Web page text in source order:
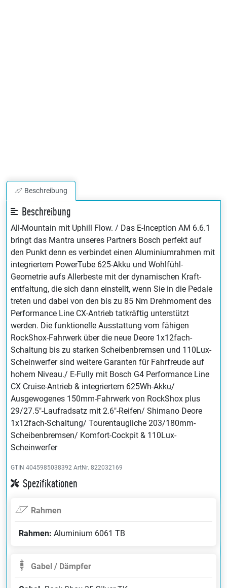
Beschreibung
Beschreibung
All-Mountain mit Uphill Flow. / Das E-Inception AM 6.6.1
bringt das Mantra unseres Partners Bosch perfekt auf
den Punkt denn es verbindet einen Aluminium­rahmen mit
integriertem PowerTube 625-Akku und Wohlfühl-
Geometrie aufs Allerbeste mit der dynamischen Kraft­
entfaltung, die sich dann einstellt, wenn Sie in die Pedale
treten und dabei von den bis zu 85 Nm Dreh­moment des
Performance Line CX-Antrieb tatkräftig unter­stützt
werden. Die funktionelle Ausstattung vom fähigen
RockShox-Fahrwerk über die neue Deore 1x12fach-
Schaltung bis zu starken Scheiben­bremsen und 110Lux-
Scheinwerfer sind weitere Garanten für Fahr­freude auf
hohem Niveau./ E-Fully mit Bosch G4 Performance Line
CX Cruise-Antrieb & integriertem 625Wh-Akku/
Ausgewogenes 150mm-Fahrwerk von RockShox plus
29/27.5"-Laufradsatz mit 2.6"-Reifen/ Shimano Deore
1x12fach-Schaltung/ Tourentaugliche 203/180mm-
Scheibenbremsen/ Komfort-Cockpit & 110Lux-
Scheinwerfer
GTIN 4045985038392 ArtNr. 822032169
Spezifikationen
Rahmen
Rahmen: Aluminium 6061 TB
Gabel / Dämpfer